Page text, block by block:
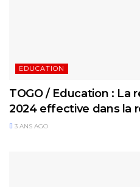
EDUCATION
TOGO / Education : La
2024 effective dans la
3 ANS AGO